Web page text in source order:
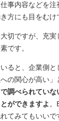
事内容などを注
方にも目をむけ
切ですが、充実
です。
ると、企業側と
の関心が高い
調べられていな
ができますよ。
てみてもいいで